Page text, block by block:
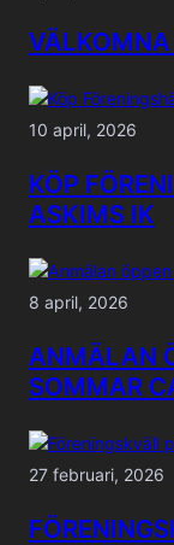
10 april, 2026
KÖP
ASKIMS IK
8 april, 2026
ANMÄLAN
SOMMAR
27 februari, 2026